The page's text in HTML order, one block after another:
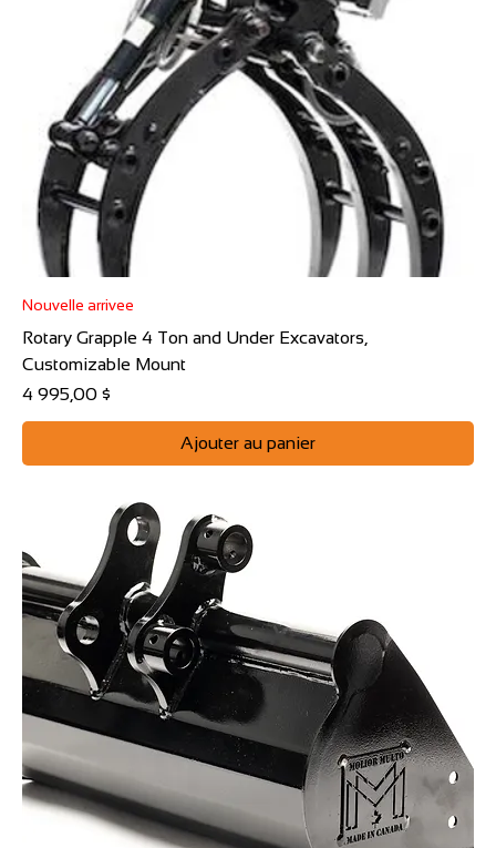
Nouvelle arrivee
Rotary Grapple 4 Ton and Under Excavators,
Customizable Mount
Prix
4 995,00 $
Ajouter au panier